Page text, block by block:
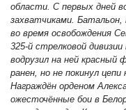
области. С первых дней
захватчиками.
во время освобождения
325-й стрелковой
водрузил на ней
ранен, но не покинул
Награждён орденом
ожесточённые бои в